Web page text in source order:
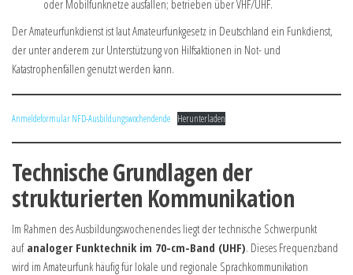
oder Mobilfunknetze ausfallen; betrieben über VHF/UHF.
Der Amateurfunkdienst ist laut Amateurfunkgesetz in Deutschland ein Funkdienst,
der unter anderem zur Unterstützung von Hilfsaktionen in Not- und
Katastrophenfällen genutzt werden kann.
Anmeldeformular NFD-Ausbildungswochendende Herunterladen
Technische Grundlagen der
strukturierten Kommunikation
Im Rahmen des Ausbildungswochenendes liegt der technische Schwerpunkt
auf analoger Funktechnik im 70-cm-Band (UHF). Dieses Frequenzband
wird im Amateurfunk häufig für lokale und regionale Sprachkommunikation